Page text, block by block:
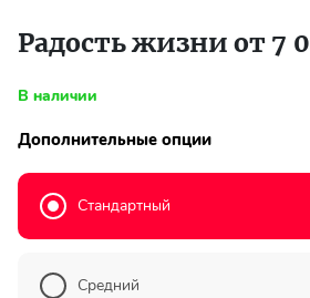
Сахалинская
обл.
Прекрасный букет отличная
цена!
Радость жизни от 7
В наличии
Дополнительные опции
Стандартный
Средний